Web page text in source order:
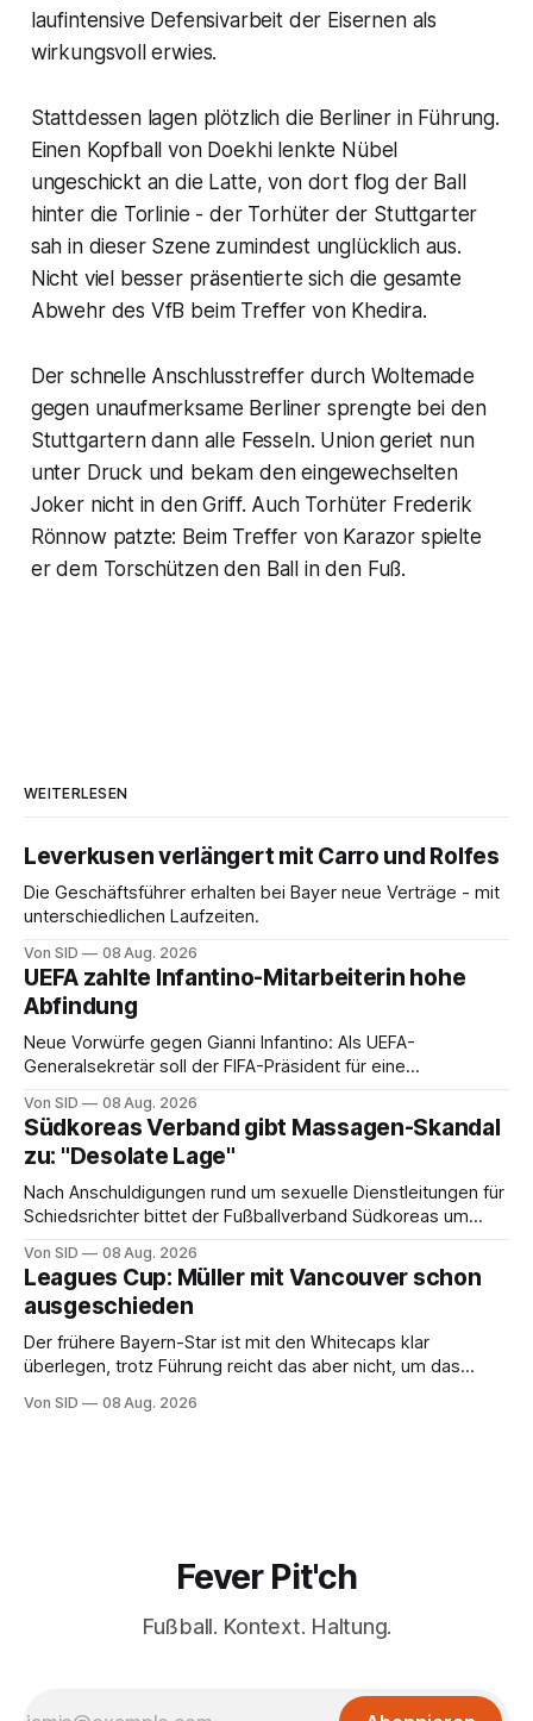
laufintensive Defensivarbeit der Eisernen als
wirkungsvoll erwies.
Stattdessen lagen plötzlich die Berliner in Führung.
Einen Kopfball von Doekhi lenkte Nübel
ungeschickt an die Latte, von dort flog der Ball
hinter die Torlinie - der Torhüter der Stuttgarter
sah in dieser Szene zumindest unglücklich aus.
Nicht viel besser präsentierte sich die gesamte
Abwehr des VfB beim Treffer von Khedira.
Der schnelle Anschlusstreffer durch Woltemade
gegen unaufmerksame Berliner sprengte bei den
Stuttgartern dann alle Fesseln. Union geriet nun
unter Druck und bekam den eingewechselten
Joker nicht in den Griff. Auch Torhüter Frederik
Rönnow patzte: Beim Treffer von Karazor spielte
er dem Torschützen den Ball in den Fuß.
WEITERLESEN
Leverkusen verlängert mit Carro und Rolfes
Die Geschäftsführer erhalten bei Bayer neue Verträge - mit
unterschiedlichen Laufzeiten.
Von SID 08 Aug. 2026
UEFA zahlte Infantino-Mitarbeiterin hohe
Abfindung
Neue Vorwürfe gegen Gianni Infantino: Als UEFA-
Generalsekretär soll der FIFA-Präsident für eine
Von SID 08 Aug. 2026
Südkoreas Verband gibt Massagen-Skandal
zu: "Desolate Lage"
Nach Anschuldigungen rund um sexuelle Dienstleitungen für
Schiedsrichter bittet der Fußballverband Südkoreas um
Von SID 08 Aug. 2026
Leagues Cup: Müller mit Vancouver schon
ausgeschieden
Der frühere Bayern-Star ist mit den Whitecaps klar
überlegen, trotz Führung reicht das aber nicht, um das
Von SID 08 Aug. 2026
Fever Pit'ch
Fußball. Kontext. Haltung.